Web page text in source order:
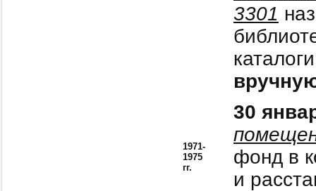
1971-
1975
гг.
3301
30
фонд в
и